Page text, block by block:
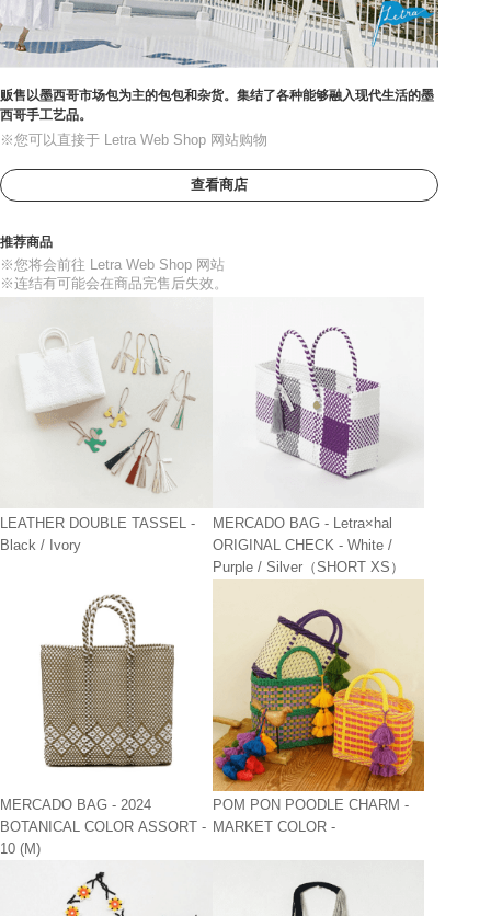
贩售以墨西哥市场包为主的包包和杂货。集结了各种能够融入现代生活的墨
西哥手工艺品。
※您可以直接于 Letra Web Shop 网站购物
查看商店
推荐商品
※您将会前往 Letra Web Shop 网站
※连结有可能会在商品完售后失效。
LEATHER DOUBLE TASSEL -
Black / Ivory
MERCADO BAG - Letra×hal
ORIGINAL CHECK - White /
Purple / Silver（SHORT XS）
MERCADO BAG - 2024
BOTANICAL COLOR ASSORT -
10 (M)
POM PON POODLE CHARM -
MARKET COLOR -